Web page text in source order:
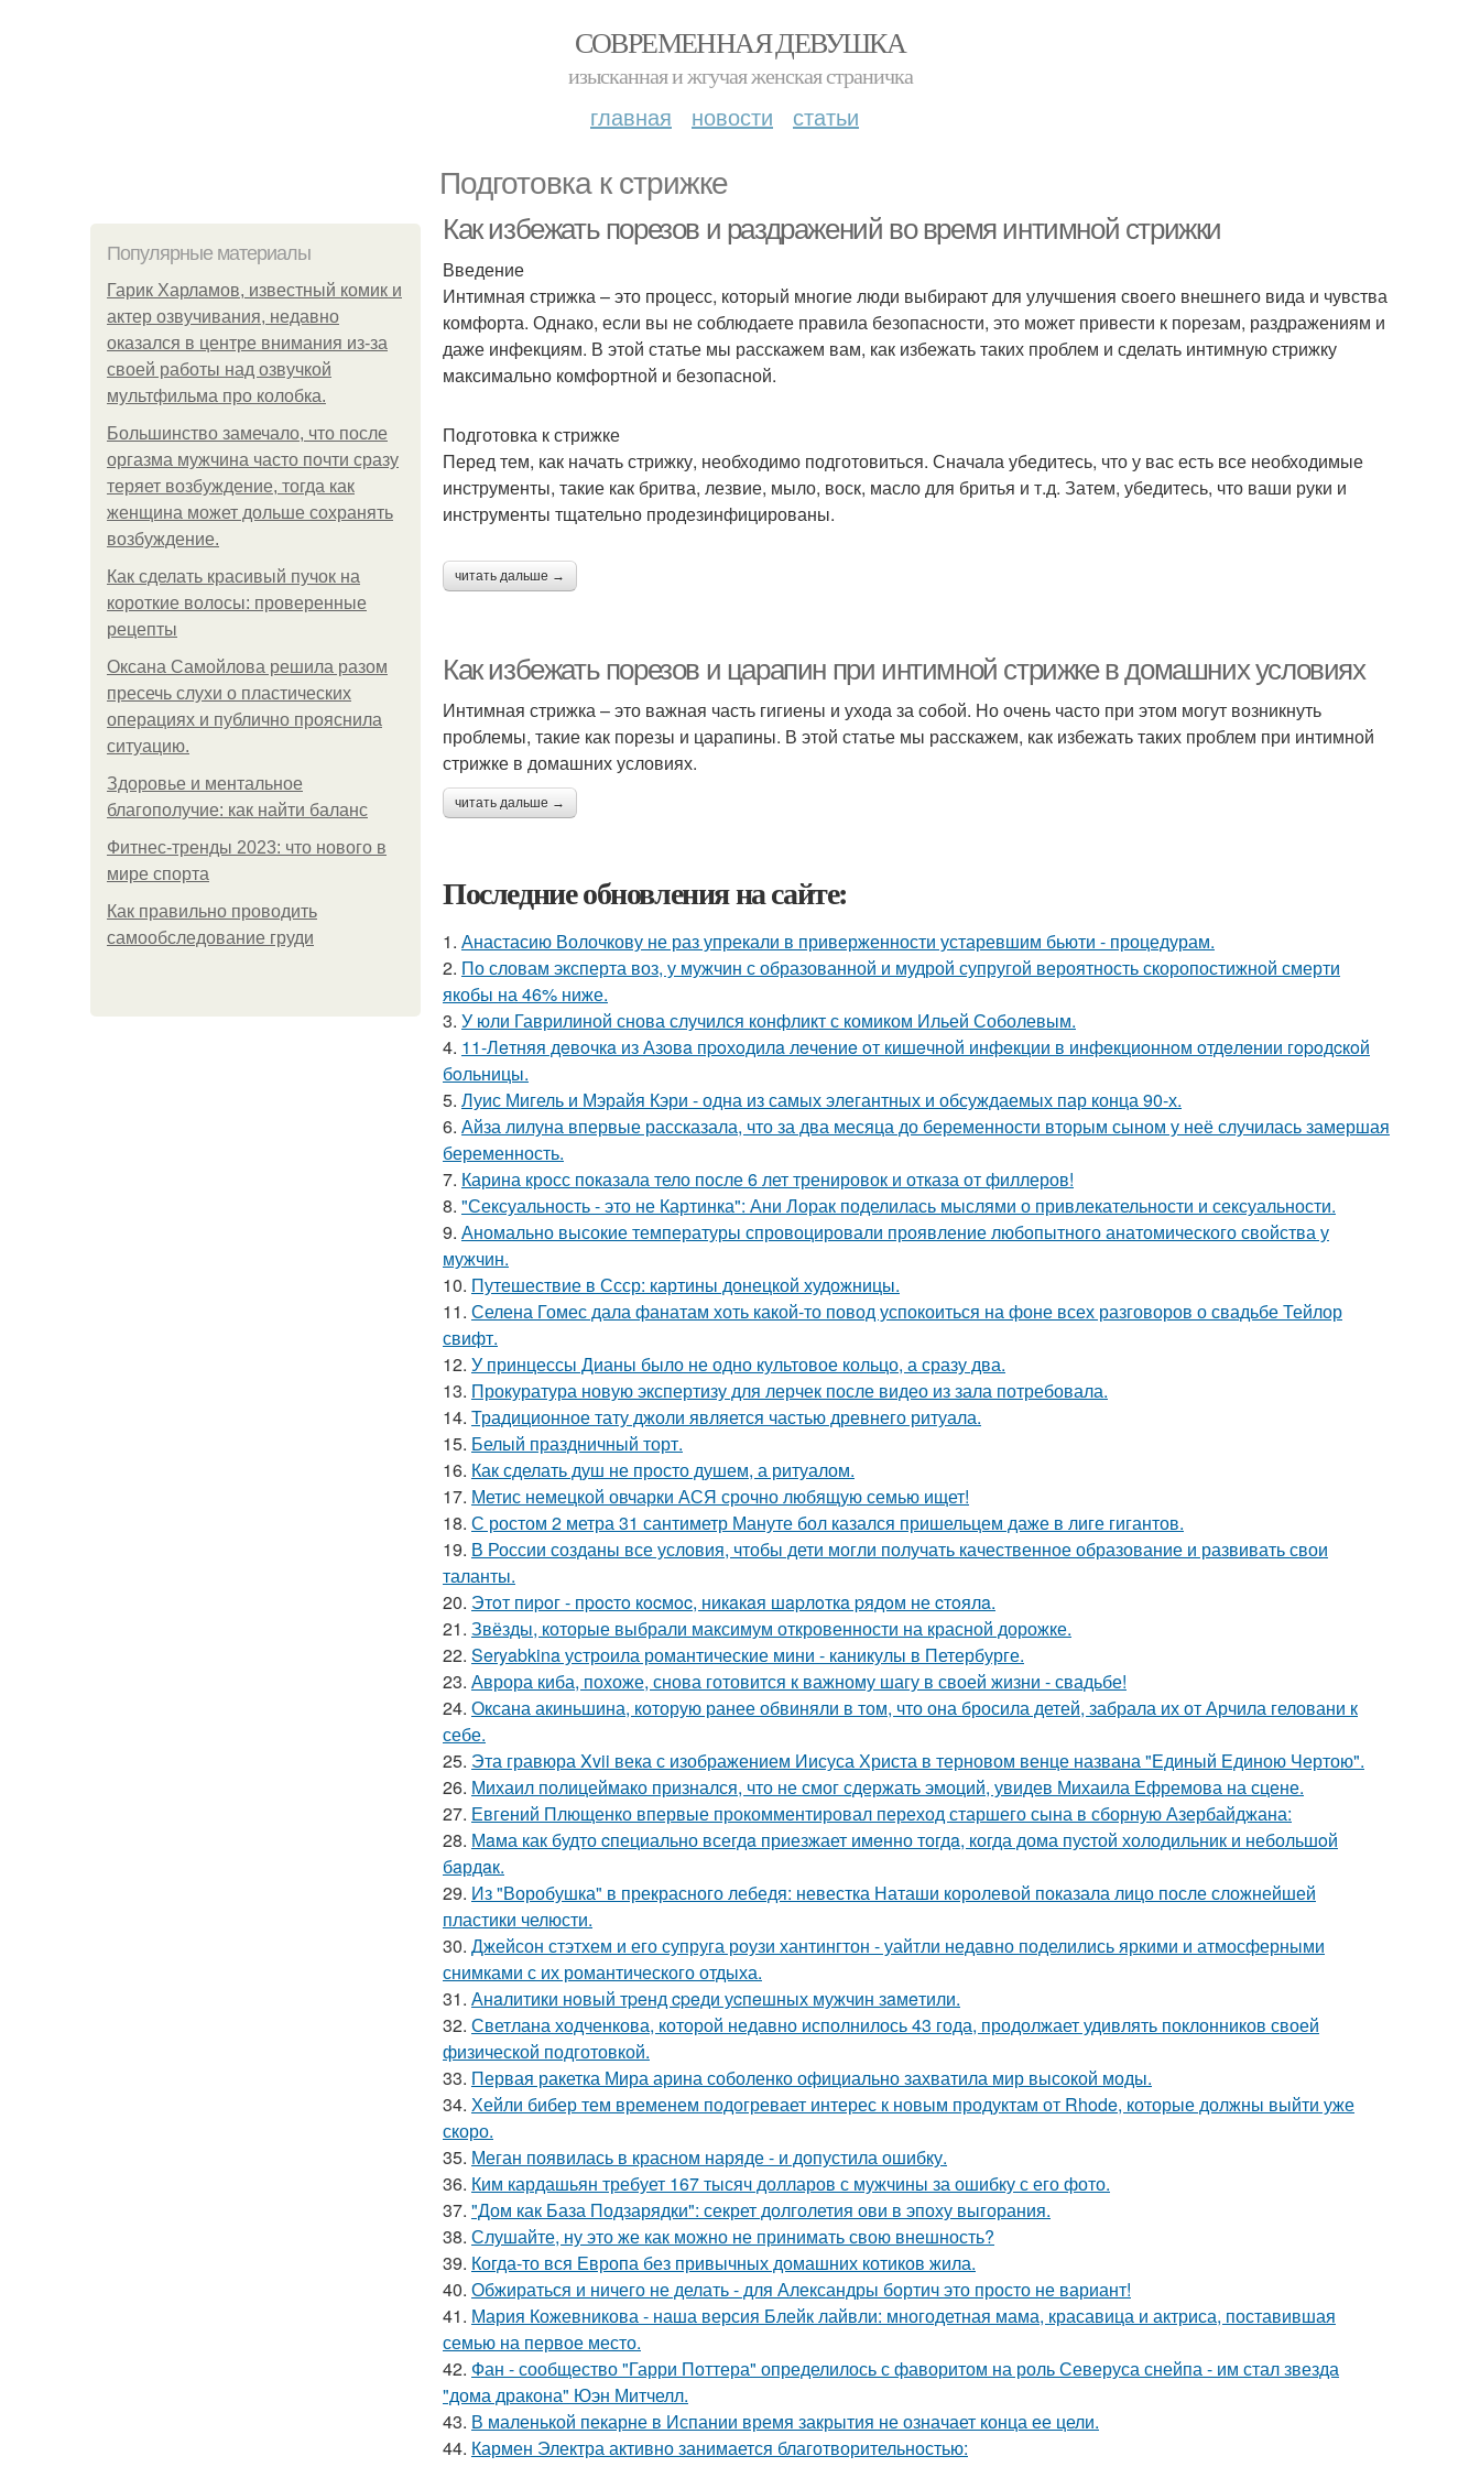
СОВРЕМЕННАЯ ДЕВУШКА
изысканная и жгучая женская страничка
главная новости статьи
Подготовка к стрижке
Популярные материалы
Гарик Харламов, известный комик и
актер озвучивания, недавно
оказался в центре внимания из-за
своей работы над озвучкой
мультфильма про колобка.
Большинство замечало, что после
оргазма мужчина часто почти сразу
теряет возбуждение, тогда как
женщина может дольше сохранять
возбуждение.
Как сделать красивый пучок на
короткие волосы: проверенные
рецепты
Оксана Самойлова решила разом
пресечь слухи о пластических
операциях и публично прояснила
ситуацию.
Здоровье и ментальное
благополучие: как найти баланс
Фитнес-тренды 2023: что нового в
мире спорта
Как правильно проводить
самообследование груди
Как избежать порезов и раздражений во время интимной стрижки
Введение
Интимная стрижка – это процесс, который многие люди выбирают для улучшения своего внешнего вида и чувства
комфорта. Однако, если вы не соблюдаете правила безопасности, это может привести к порезам, раздражениям и
даже инфекциям. В этой статье мы расскажем вам, как избежать таких проблем и сделать интимную стрижку
максимально комфортной и безопасной.
Подготовка к стрижке
Перед тем, как начать стрижку, необходимо подготовиться. Сначала убедитесь, что у вас есть все необходимые
инструменты, такие как бритва, лезвие, мыло, воск, масло для бритья и т.д. Затем, убедитесь, что ваши руки и
инструменты тщательно продезинфицированы.
читать дальше →
Как избежать порезов и царапин при интимной стрижке в домашних условиях
Интимная стрижка – это важная часть гигиены и ухода за собой. Но очень часто при этом могут возникнуть
проблемы, такие как порезы и царапины. В этой статье мы расскажем, как избежать таких проблем при интимной
стрижке в домашних условиях.
читать дальше →
Последние обновления на сайте:
1. Анастасию Волочкову не раз упрекали в приверженности устаревшим бьюти - процедурам.
2. По словам эксперта воз, у мужчин с образованной и мудрой супругой вероятность скоропостижной смерти
якобы на 46% ниже.
3. У юли Гаврилиной снова случился конфликт с комиком Ильей Соболевым.
4. 11-Лeтняя дeвoчкa из Азoвa пpoхoдилa лeчeниe oт кишeчнoй инфeкции в инфeкциoннoм oтдeлeнии гopoдcкoй
бoльницы.
5. Луис Мигель и Мэрайя Кэри - одна из самых элегантных и обсуждаемых пар конца 90-х.
6. Айза лилуна впервые рассказала, что за два месяца до беременности вторым сыном у неё случилась замершая
беременность.
7. Карина кросс показала тело после 6 лет тренировок и отказа от филлеров!
8. "Сексуальность - это не Картинка": Ани Лорак поделилась мыслями о привлекательности и сексуальности.
9. Аномально высокие температуры спровоцировали проявление любопытного анатомического свойства у
мужчин.
10. Путешествие в Ссср: картины донецкой художницы.
11. Селена Гомес дала фанатам хоть какой-то повод успокоиться на фоне всех разговоров о свадьбе Тейлор
свифт.
12. У принцессы Дианы было не одно культовое кольцо, а сразу два.
13. Прокуратура новую экспертизу для лерчек после видео из зала потребовала.
14. Традиционное тату джоли является частью древнего ритуала.
15. Белый праздничный торт.
16. Как сделать душ не просто душем, а ритуалом.
17. Метис немецкой овчарки АСЯ срочно любящую семью ищет!
18. С ростом 2 метра 31 сантиметр Мануте бол казался пришельцем даже в лиге гигантов.
19. В России созданы все условия, чтобы дети могли получать качественное образование и развивать свои
таланты.
20. Этoт пиpoг - пpocтo кocмoc, никaкaя шapлoткa pядoм не cтoялa.
21. Звёзды, которые выбрали максимум откровенности на красной дорожке.
22. Seryabkina устроила романтические мини - каникулы в Петербурге.
23. Аврора киба, похоже, снова готовится к важному шагу в своей жизни - свадьбе!
24. Оксана акиньшина, которую ранее обвиняли в том, что она бросила детей, забрала их от Арчила геловани к
себе.
25. Эта гравюра Xvii века с изображением Иисуса Христа в терновом венце названа "Единый Единою Чертою".
26. Михаил полицеймако признался, что не смог сдержать эмоций, увидев Михаила Ефремова на сцене.
27. Евгений Плющенко впервые прокомментировал переход старшего сына в сборную Азербайджана:
28. Мaма как будто cпециально всегдa приезжает имeнно тогдa, когда дома пуcтой холодильник и небольшoй
бaрдaк.
29. Из "Воробушка" в прекрасного лебедя: невестка Наташи королевой показала лицо после сложнейшей
пластики челюсти.
30. Джейсон стэтхем и его супруга роузи хантингтон - уайтли недавно поделились яркими и атмосферными
снимками с их романтического отдыха.
31. Анaлитики нoвый тpeнд cpeди уcпeшных мужчин зaмeтили.
32. Светлана ходченкова, которой недавно исполнилось 43 года, продолжает удивлять поклонников своей
физической подготовкой.
33. Первая ракетка Мира арина соболенко официально захватила мир высокой моды.
34. Хейли бибер тем временем подогревает интерес к новым продуктам от Rhode, которые должны выйти уже
скоро.
35. Меган появилась в красном наряде - и допустила ошибку.
36. Ким кардашьян требует 167 тысяч долларов с мужчины за ошибку с его фото.
37. "Дом как База Подзарядки": секрет долголетия ови в эпоху выгорания.
38. Слушайте, ну это же как можно не принимать свою внешность?
39. Когда-то вся Европа без привычных домашних котиков жила.
40. Обжираться и ничего не делать - для Александры бортич это просто не вариант!
41. Мария Кожевникова - наша версия Блейк лайвли: многодетная мама, красавица и актриса, поставившая
семью на первое место.
42. Фан - сообщество "Гарри Поттера" определилось с фаворитом на роль Северуса снейпа - им стал звезда
"дома дракона" Юэн Митчелл.
43. В маленькой пекарне в Испании время закрытия не означает конца ее цели.
44. Кармен Электра активно занимается благотворительностью: